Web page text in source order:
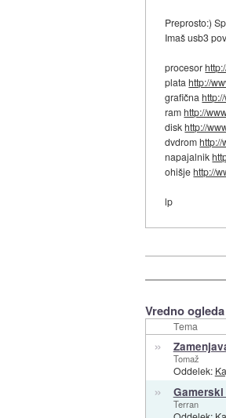
Preprosto:)
Imaš usb3
procesor
platahttp://
grafična
ramhttp://
diskhttp://
dvdromhttp://
napajalnik
ohišjehttp://
lp
Vredno
Tema
»
Tomaž
Oddelek:
» Gamerski
Terran